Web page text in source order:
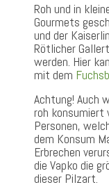
Roh und in
Gourmets
und der
Rötlicher
werden. Hier
mit dem
Achtung! Auch
roh konsumiert
Personen,
dem Konsum
Erbrechen
die Vapko die
dieser Pilzart.